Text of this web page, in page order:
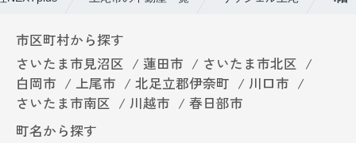
市区町村から探す
さいたま市見沼区
蓮田市
さいたま市北区
白岡市
上尾市 北足立郡伊奈町
川口市
さいたま市南区
川越市
春日部市
町名から探す